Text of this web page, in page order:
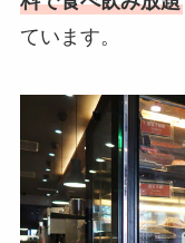
ています。